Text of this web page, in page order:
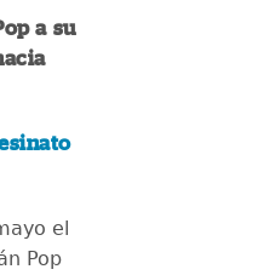
a su
el
Pop